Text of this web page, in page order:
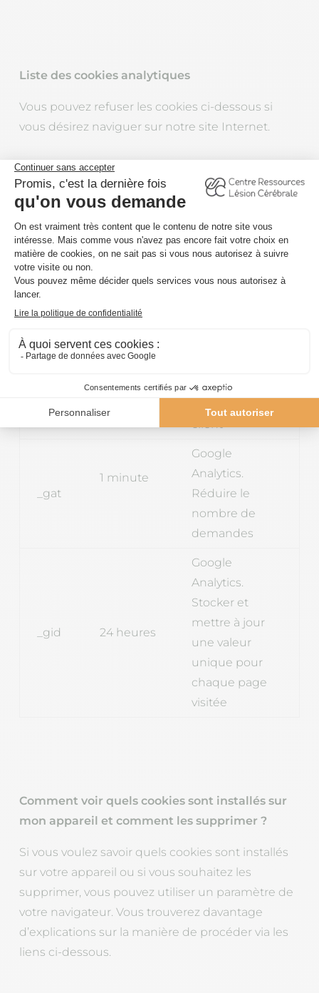
Liste des cookies analytiques
Vous pouvez refuser les cookies ci-dessous si
vous désirez naviguer sur notre site Internet.
Nom Echéance Objectif
Google
Analytics.
utilisateurs
en tant
client
_gat
1 minute
Google
Analytics.
Réduire le
nombre de
demandes
_gid 24 heures
Google
Analytics.
Stocker et
mettre à jour
une valeur
unique pour
chaque page
visitée
Comment voir quels cookies sont installés sur
mon appareil et comment les supprimer ?
Si vous voulez savoir quels cookies sont installés
sur votre appareil ou si vous souhaitez les
supprimer, vous pouvez utiliser un paramètre de
votre navigateur. Vous trouverez davantage
d’explications sur la manière de procéder via les
liens ci-dessous.